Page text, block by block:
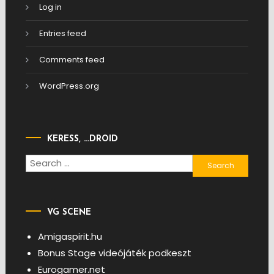
Log in
Entries feed
Comments feed
WordPress.org
KERESS, …DROID
Search
for:
VG SCENE
Amigaspirit.hu
Bonus Stage videójáték podkeszt
Eurogamer.net